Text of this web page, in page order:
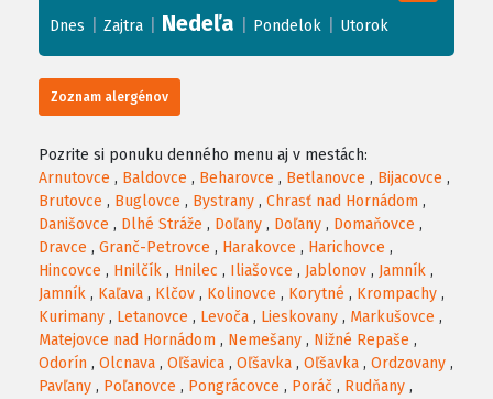
−
Dnes Zajtra Nedeľa Pondelok Utorok
Zoznam alergénov
Pozrite si ponuku denného menu aj v mestách:
Arnutovce , Baldovce , Beharovce , Betlanovce , Bijacovce ,
Brutovce , Buglovce , Bystrany , Chrasť nad Hornádom ,
Danišovce , Dlhé Stráže , Doľany , Doľany , Domaňovce ,
Dravce , Granč-Petrovce , Harakovce , Harichovce ,
Hincovce , Hnilčík , Hnilec , Iliašovce , Jablonov , Jamník ,
Jamník , Kaľava , Klčov , Kolinovce , Korytné , Krompachy ,
Kurimany , Letanovce , Levoča , Lieskovany , Markušovce ,
Matejovce nad Hornádom , Nemešany , Nižné Repaše ,
Odorín , Olcnava , Oľšavica , Oľšavka , Oľšavka , Ordzovany ,
Pavľany , Poľanovce , Pongrácovce , Poráč , Rudňany ,